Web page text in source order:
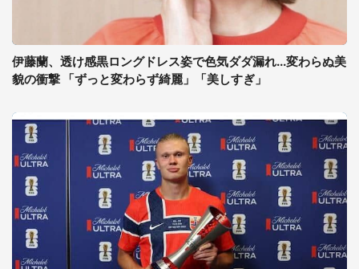
伊藤蘭、透け感黒ロングドレス姿で色気ダダ漏れ...変わらぬ美
貌の衝撃 「ずっと変わらず綺麗」「美しすぎ」